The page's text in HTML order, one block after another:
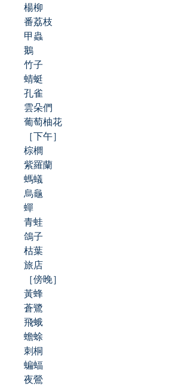
楊柳
番荔枝
甲蟲
鵝
竹子
蜻蜓
孔雀
雲朵們
葡萄柚花
［下午］
棕櫚
紫羅蘭
螞蟻
烏龜
蟬
青蛙
鴿子
枯葉
旅店
［傍晚］
黃蜂
蒼鷺
飛蛾
蟾蜍
刺桐
蝙蝠
夜鶯